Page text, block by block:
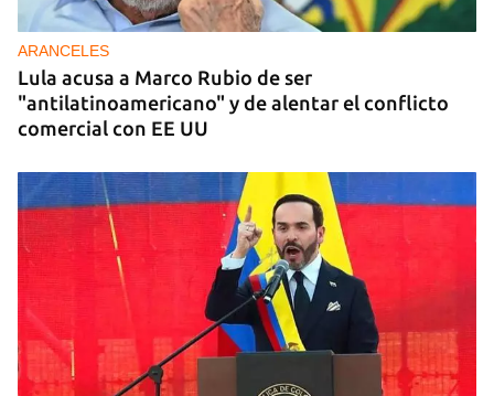
ARANCELES
Lula acusa a Marco Rubio de ser
"antilatinoamericano" y de alentar el conflicto
comercial con EE UU